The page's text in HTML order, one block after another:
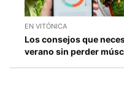
EN VITÓNICA
Los consejos que
verano sin perder